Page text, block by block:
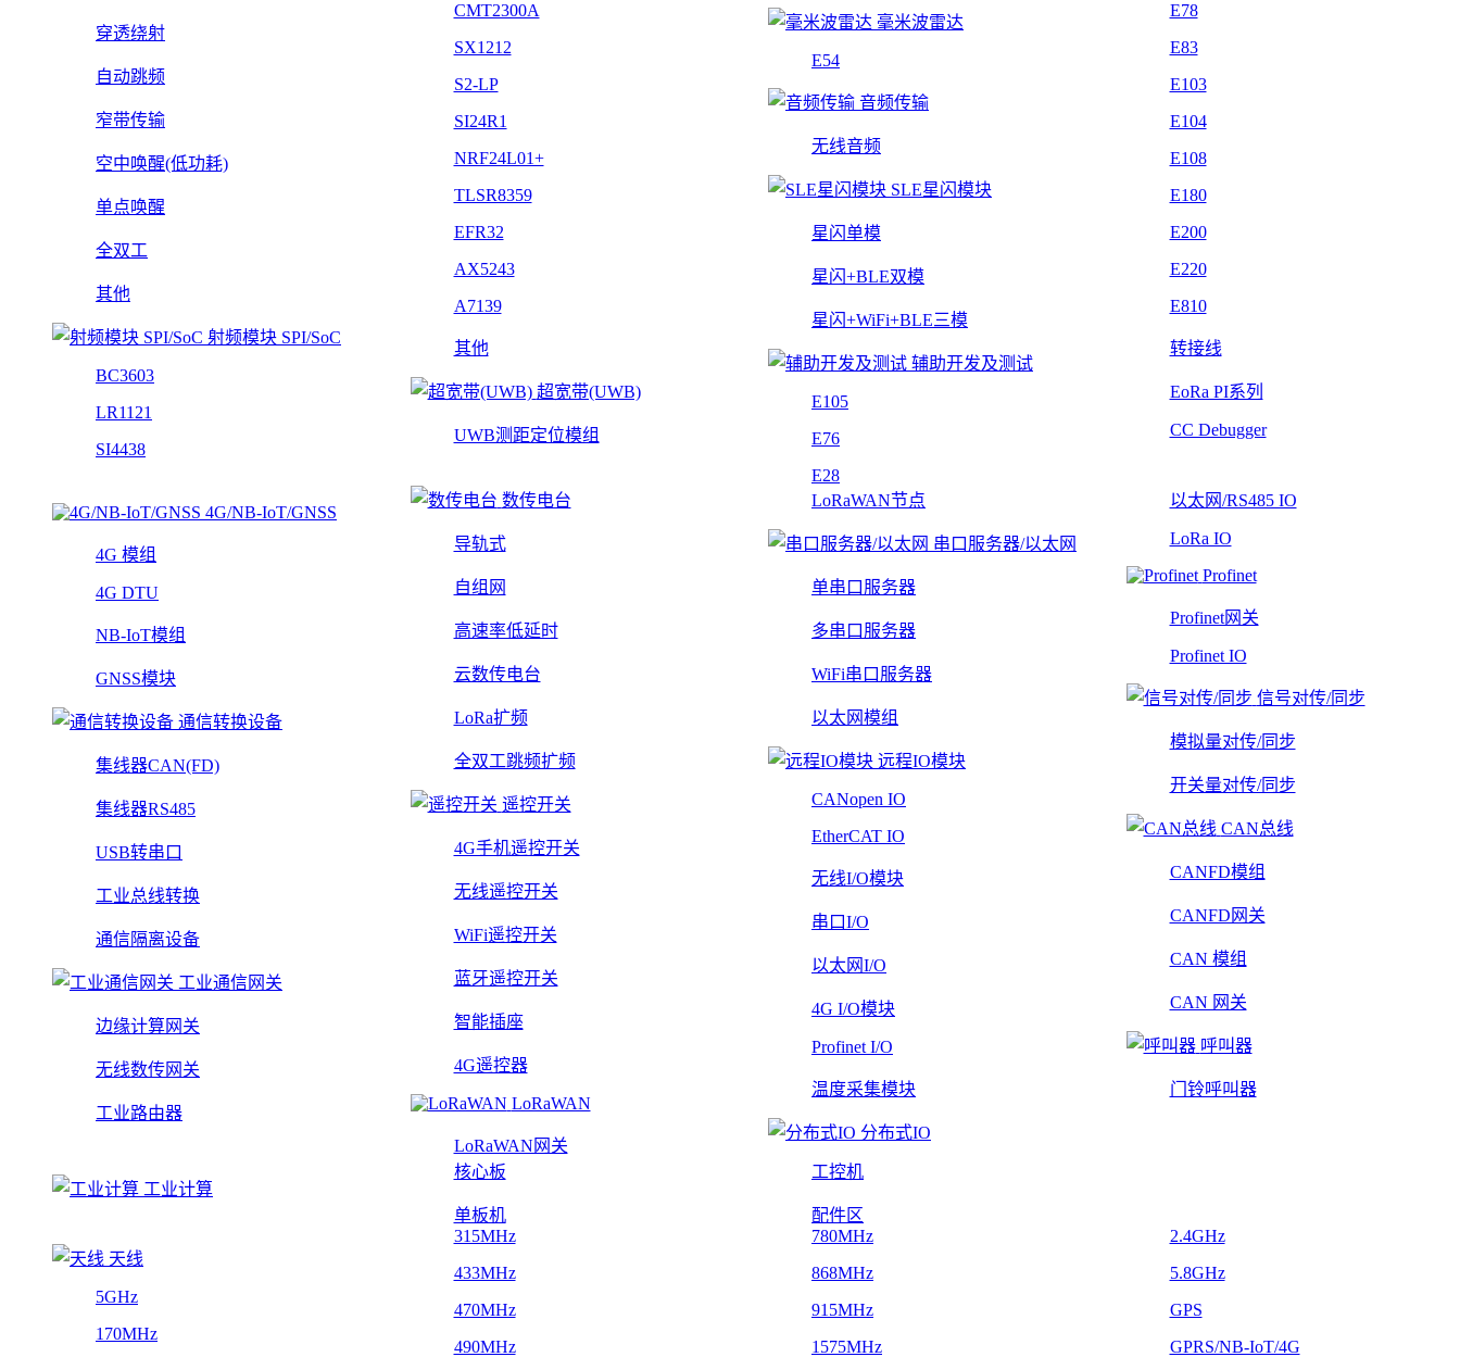
穿透绕射
自动跳频
窄带传输
空中唤醒(低功耗)
单点唤醒
全双工
其他
射频模块 SPI/SoC
BC3603
LR1121
SI4438
CMT2300A
SX1212
S2-LP
SI24R1
NRF24L01+
TLSR8359
EFR32
AX5243
A7139
其他
超宽带(UWB)
UWB测距定位模组
毫米波雷达
E54
音频传输
无线音频
SLE星闪模块
星闪单模
星闪+BLE双模
星闪+WiFi+BLE三模
辅助开发及测试
E105
E76
E28
E78
E83
E103
E104
E108
E180
E200
E220
E810
转接线
EoRa PI系列
CC Debugger
4G/NB-IoT/GNSS
4G 模组
4G DTU
NB-IoT模组
GNSS模块
通信转换设备
集线器CAN(FD)
集线器RS485
USB转串口
工业总线转换
通信隔离设备
工业通信网关
边缘计算网关
无线数传网关
工业路由器
数传电台
导轨式
自组网
高速率低延时
云数传电台
LoRa扩频
全双工跳频扩频
遥控开关
4G手机遥控开关
无线遥控开关
WiFi遥控开关
蓝牙遥控开关
智能插座
4G遥控器
LoRaWAN
LoRaWAN网关
LoRaWAN节点
串口服务器/以太网
单串口服务器
多串口服务器
WiFi串口服务器
以太网模组
远程IO模块
CANopen IO
EtherCAT IO
无线I/O模块
串口I/O
以太网I/O
4G I/O模块
Profinet I/O
温度采集模块
分布式IO
以太网/RS485 IO
LoRa IO
Profinet
Profinet网关
Profinet IO
信号对传/同步
模拟量对传/同步
开关量对传/同步
CAN总线
CANFD模组
CANFD网关
CAN 模组
CAN 网关
呼叫器
门铃呼叫器
工业计算
核心板
单板机
工控机
配件区
天线
5GHz
170MHz
315MHz
433MHz
470MHz
490MHz
780MHz
868MHz
915MHz
1575MHz
2.4GHz
5.8GHz
GPS
GPRS/NB-IoT/4G